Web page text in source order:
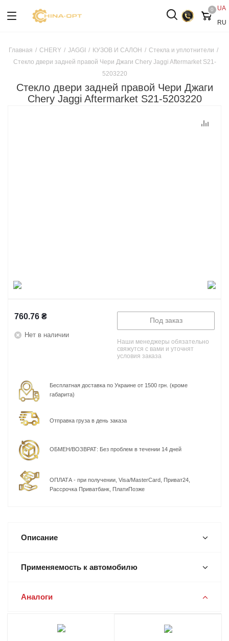
UA
RU
0
Главная / CHERY / JAGGI / КУЗОВ И САЛОН / Стекла и уплотнители /
Стекло двери задней правой Чери Джаги Chery Jaggi Aftermarket S21-
5203220
Стекло двери задней правой Чери Джаги
Chery Jaggi Aftermarket S21-5203220
760.76 ₴
Нет в наличии
Под заказ
Наши менеджеры обязательно
свяжутся с вами и уточнят
условия заказа
Бесплатная доставка по Украине от 1500 грн. (кроме
габарита)
Отправка груза в день заказа
ОБМЕН/ВОЗВРАТ: Без проблем в течении 14 дней
ОПЛАТА - при получении, Visa/MasterCard, Приват24,
Рассрочка Приватбанк, ПлатиПозже
Описание
Применяемость к автомобилю
Аналоги